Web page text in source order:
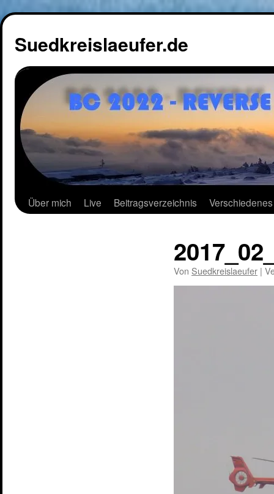
Suedkreislaeufer.de
Über mich Live Beitragsverzeichnis Verschiedenes
Von Suedkreislaeufer |